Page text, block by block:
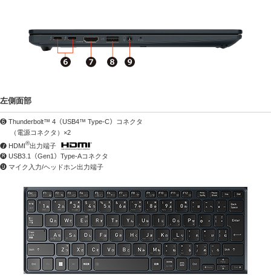
左側面部
❻ Thunderbolt™ 4（USB4™ Type-C）コネクタ
（電源コネクタ）×2
❼ HDMI®出力端子
❽ USB3.1（Gen1）Type-Aコネクタ
❾ マイク入力/ヘッドホン出力端子